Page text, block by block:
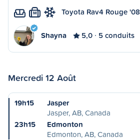
M Toyota Rav4 Rouge '08
Shayna 5,0 5 conduits
Mercredi 12 Août
19h15
Jasper
Jasper, AB, Canada
23h15
Edmonton
Edmonton, AB, Canada